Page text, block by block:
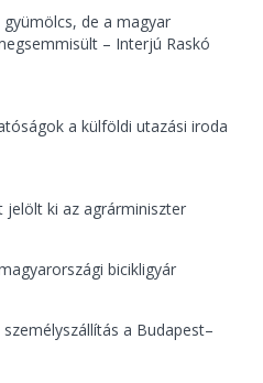
de a magyar
– Interjú Raskó
a külföldi utazási iroda
ki az agrárminiszter
bicikligyár
a Budapest–